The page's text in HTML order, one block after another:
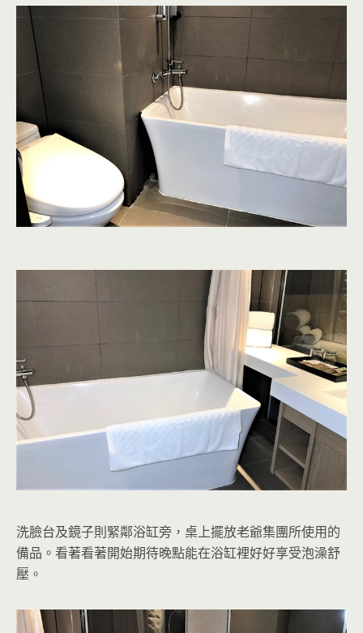
洗臉台及鏡子則緊鄰浴缸旁，桌上擺放老爺集團所使用的
備品。看著看著開始期待晚點能在浴缸裡好好享受泡澡舒
壓。